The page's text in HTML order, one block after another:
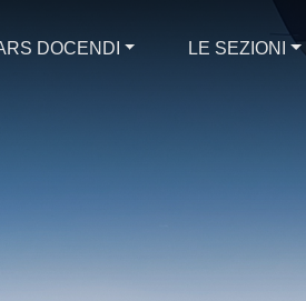
DOCENDI LE SEZIONI